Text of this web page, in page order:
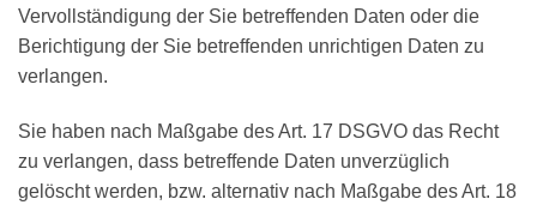
Vervollständigung der Sie betreffenden Daten oder die
Berichtigung der Sie betreffenden unrichtigen Daten zu
verlangen.
Sie haben nach Maßgabe des Art. 17 DSGVO das Recht
zu verlangen, dass betreffende Daten unverzüglich
gelöscht werden, bzw. alternativ nach Maßgabe des Art. 18